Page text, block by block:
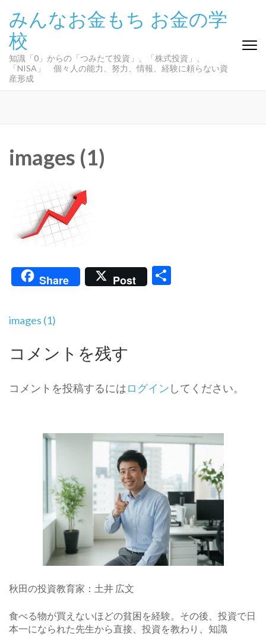
ン
テ
ン
ツ
へ
(Enter
みんなお金もち お金の学
校
知識「0」からの「つみたて投資」、「株式投資」、
「NISA」 個々人の能力、努力、情報、経験に頼らない資
産形成
images (1)
Share Post
投
ナ
ビ
ー
images (1)
コメントを残す
コメントを投稿するにはログイン してください。
秋田の投資教育家：土井 広文
食べる物が買えないほどの貧困を経験。その後、投資で日
本一になられた先生から直接、投資を教わり、知識